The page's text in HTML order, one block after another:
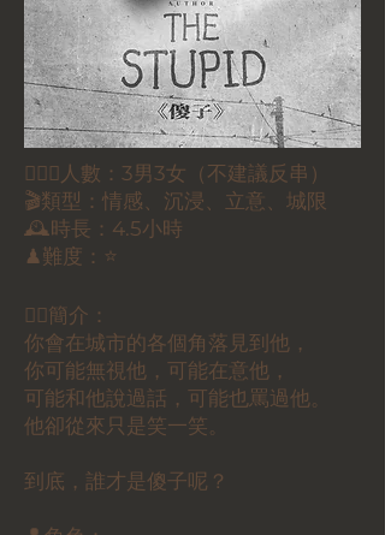
🕵🏻‍♀️人數：3男3女（不建議反串）
🎬類型：情感、沉浸、立意、城限
🕰時長：4.5小時
♟難度：⭐
✍🏻簡介：
你會在城市的各個角落見到他，
你可能無視他，可能在意他，
可能和他說過話，可能也罵過他。
他卻從來只是笑一笑。
到底，誰才是傻子呢？